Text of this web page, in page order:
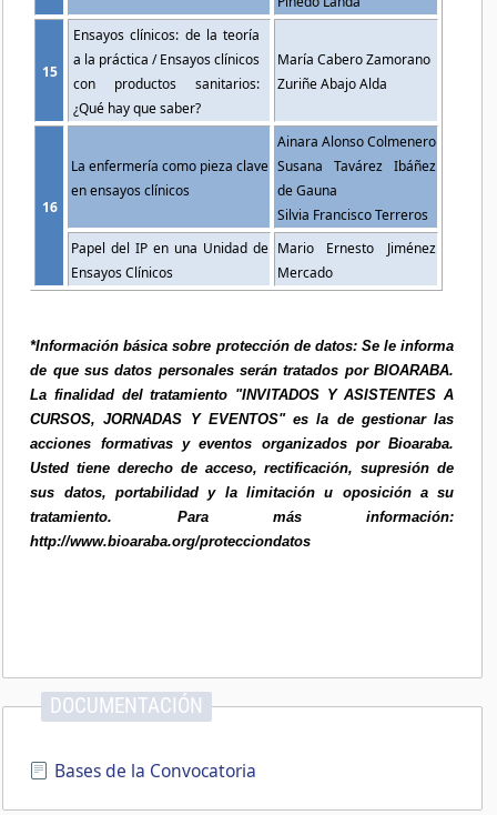
15
Ensayos clínicos: de la teoría
a la práctica / Ensayos clínicos
con productos sanitarios:
¿Qué hay que saber?
María Cabero Zamorano
Zuriñe Abajo Alda
16
La enfermería como pieza clave
en ensayos clínicos
Ainara Alonso Colmenero
Susana Tavárez Ibáñez
de Gauna
Silvia Francisco Terreros
Papel del IP en una Unidad de
Ensayos Clínicos
Mario Ernesto Jiménez
Mercado
*Información básica sobre protección de datos: Se le informa
de que sus datos personales serán tratados por BIOARABA.
La finalidad del tratamiento "INVITADOS Y ASISTENTES A
CURSOS, JORNADAS Y EVENTOS" es la de gestionar las
acciones formativas y eventos organizados por Bioaraba.
Usted tiene derecho de acceso, rectificación, supresión de
sus datos, portabilidad y la limitación u oposición a su
tratamiento. Para más información:
http://www.bioaraba.org/protecciondatos
DOCUMENTACIÓN
Bases de la Convocatoria